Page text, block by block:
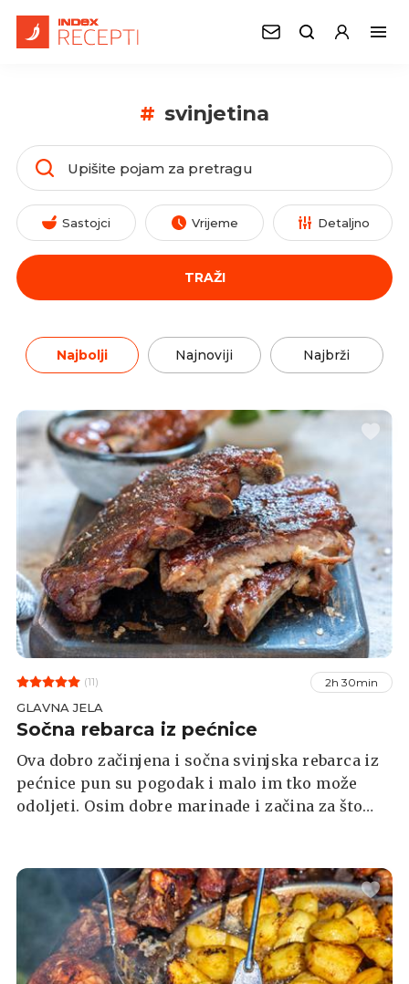
# svinjetina
Sastojci Vrijeme Detaljno
TRAŽI
Najbolji Najnoviji Najbrži
(11) 2h 30min
GLAVNA JELA
Sočna rebarca iz pećnice
Ova dobro začinjena i sočna svinjska rebarca iz
pećnice pun su pogodak i malo im tko može
odoljeti. Osim dobre marinade i začina za što
slobodno ih poslužite uz omiljeni umak za
roštilj i veliku zdjelu sezonske salate!